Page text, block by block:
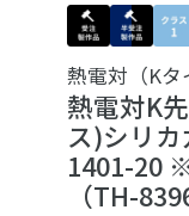
熱電対（Kタ
熱電対K
ス)シリ
1401-20
（TH-